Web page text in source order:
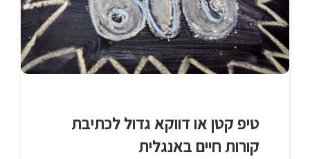
טיפ קטן או דווקא גדול לכתיבת
קורות חיים באנגלית